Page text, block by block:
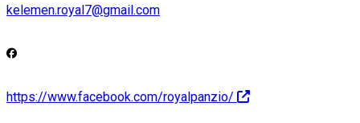
kelemen.royal7@gmail.com
https://www.facebook.com/royalpanzio/